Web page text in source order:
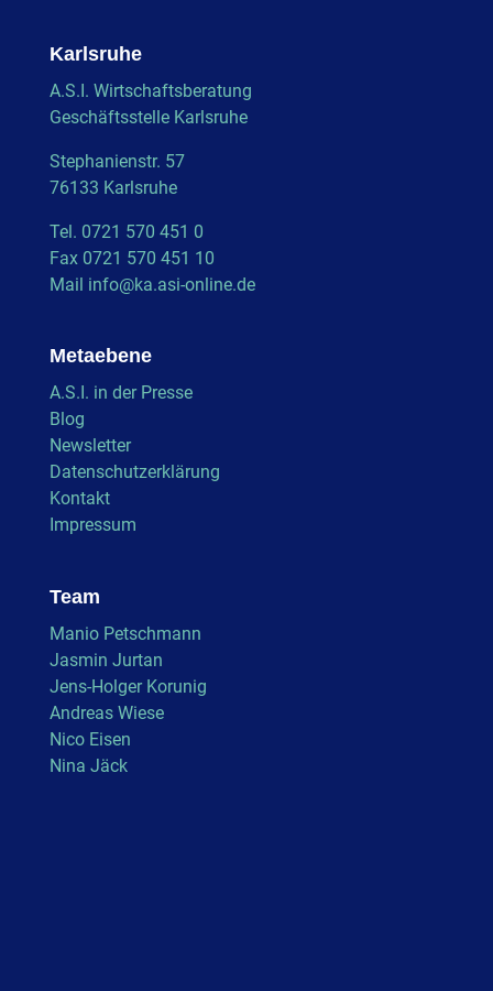
Karlsruhe
A.S.I. Wirtschaftsberatung
Geschäftsstelle Karlsruhe
Stephanienstr. 57
76133 Karlsruhe
Tel. 0721 570 451 0
Fax 0721 570 451 10
Mail info@ka.asi-online.de
Metaebene
A.S.I. in der Presse
Blog
Newsletter
Datenschutzerklärung
Kontakt
Impressum
Team
Manio Petschmann
Jasmin Jurtan
Jens-Holger Korunig
Andreas Wiese
Nico Eisen
Nina Jäck